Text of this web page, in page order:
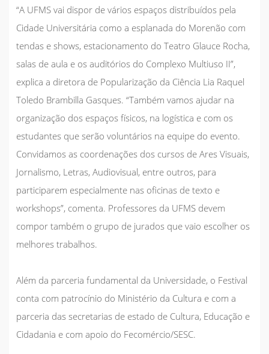
“A UFMS vai dispor de vários espaços distribuídos pela
Cidade Universitária como a esplanada do Morenão com
tendas e shows, estacionamento do Teatro Glauce Rocha,
salas de aula e os auditórios do Complexo Multiuso II”,
explica a diretora de Popularização da Ciência Lia Raquel
Toledo Brambilla Gasques. “Também vamos ajudar na
organização dos espaços físicos, na logística e com os
estudantes que serão voluntários na equipe do evento.
Convidamos as coordenações dos cursos de Ares Visuais,
Jornalismo, Letras, Audiovisual, entre outros, para
participarem especialmente nas oficinas de texto e
workshops”, comenta. Professores da UFMS devem
compor também o grupo de jurados que vaio escolher os
melhores trabalhos.
Além da parceria fundamental da Universidade, o Festival
conta com patrocínio do Ministério da Cultura e com a
parceria das secretarias de estado de Cultura, Educação e
Cidadania e com apoio do Fecomércio/SESC.